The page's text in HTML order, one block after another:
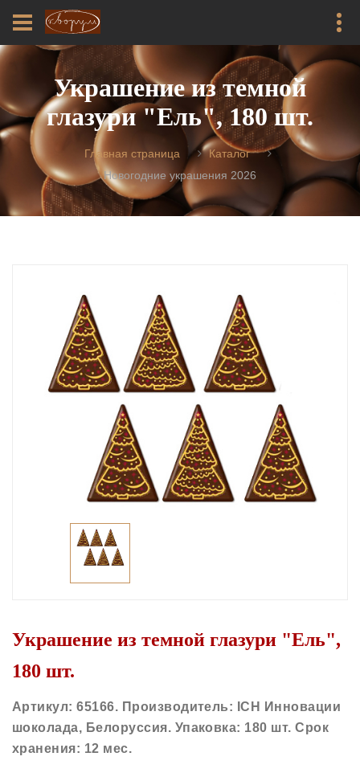
Украшение из темной
глазури "Ель", 180 шт.
Главная страница
Каталог
Новогодние украшения 2026
Украшение из темной глазури "Ель",
180 шт.
Артикул: 65166. Производитель: ICH Инновации
шоколада, Белоруссия. Упаковка: 180 шт. Срок
хранения: 12 мес.